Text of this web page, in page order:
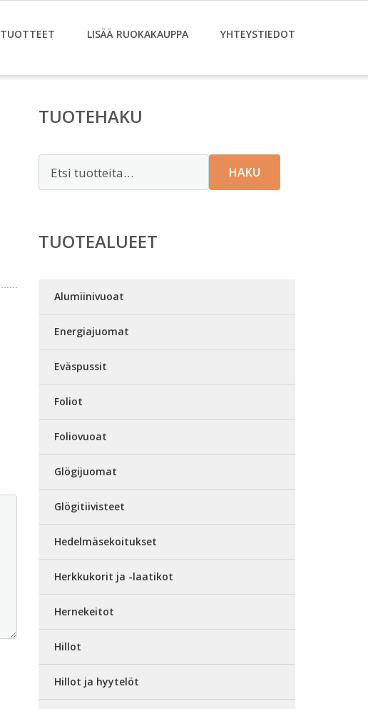
TUOTTEET LISÄÄ RUOKAKAUPPA YHTEYSTIEDOT
TUOTEHAKU
HAKU
TUOTEALUEET
Alumiinivuoat
Energiajuomat
Eväspussit
Foliot
Foliovuoat
Glögijuomat
Glögitiivisteet
Hedelmäsekoitukset
Herkkukorit ja -laatikot
Hernekeitot
Hillot
Hillot ja hyytelöt